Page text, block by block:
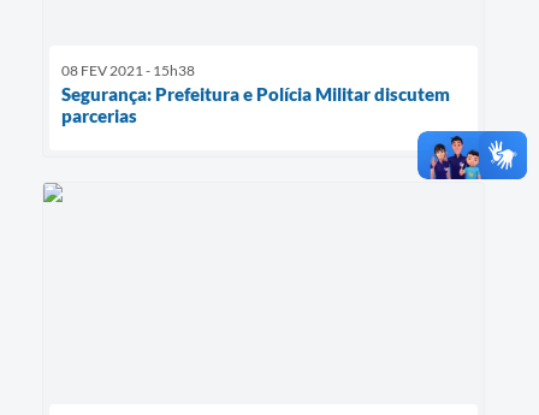
08 FEV 2021 - 15h38
Segurança: Prefeitura e Polícia Militar discutem
parcerias